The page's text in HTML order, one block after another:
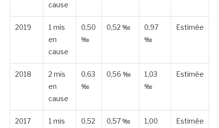
cause
2019
1 mis
en
cause
0,50
‰
0,52 ‰
0,97
‰
Estimée
2018
2 mis
en
cause
0,63
‰
0,56 ‰
1,03
‰
Estimée
2017
1 mis
0,52
0,57 ‰
1,00
Estimée